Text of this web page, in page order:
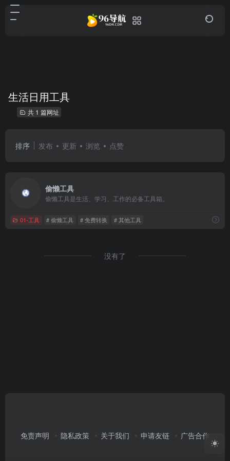
生活日用工具
共 1 篇网址
排序 发布 更新 浏览 点赞
偷懒工具
偷懒工具是生活、学习、工作的必备工具箱。
01-工具 # 偷懒工具 # 免费转换 # 其他工具
没有了
免责声明 隐私政策 关于我们 申请友链 广告合作